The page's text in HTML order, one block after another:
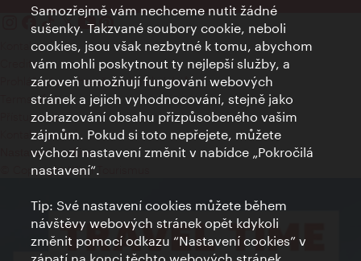
Kontakty
Credits
Prohlášení o ochraně osobních údajů
Terms of Use
Přístupnost
Kontakt pro tisk
Nastavení cookies
© Copyright Wien Tourismus
Samozřejmě vám nechceme nutit žádné
sušenky. Takzvané soubory cookie, neboli
cookies, jsou však nezbytné k tomu, abychom
vám mohli poskytnout ty nejlepší služby, a
zároveň umožňují fungování webových
stránek a jejich vyhodnocování, stejně jako
zobrazování obsahu přizpůsobeného vašim
zájmům. Pokud si toto nepřejete, můžete
výchozí nastavení změnit v nabídce „Pokročilá
nastavení“.
Tip: Své nastavení cookies můžete během
návštěvy webových stránek opět kdykoli
změnit pomocí odkazu “Nastavení cookies” v